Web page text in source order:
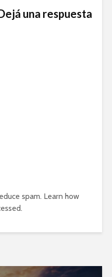
una respuesta
spam. Learn how